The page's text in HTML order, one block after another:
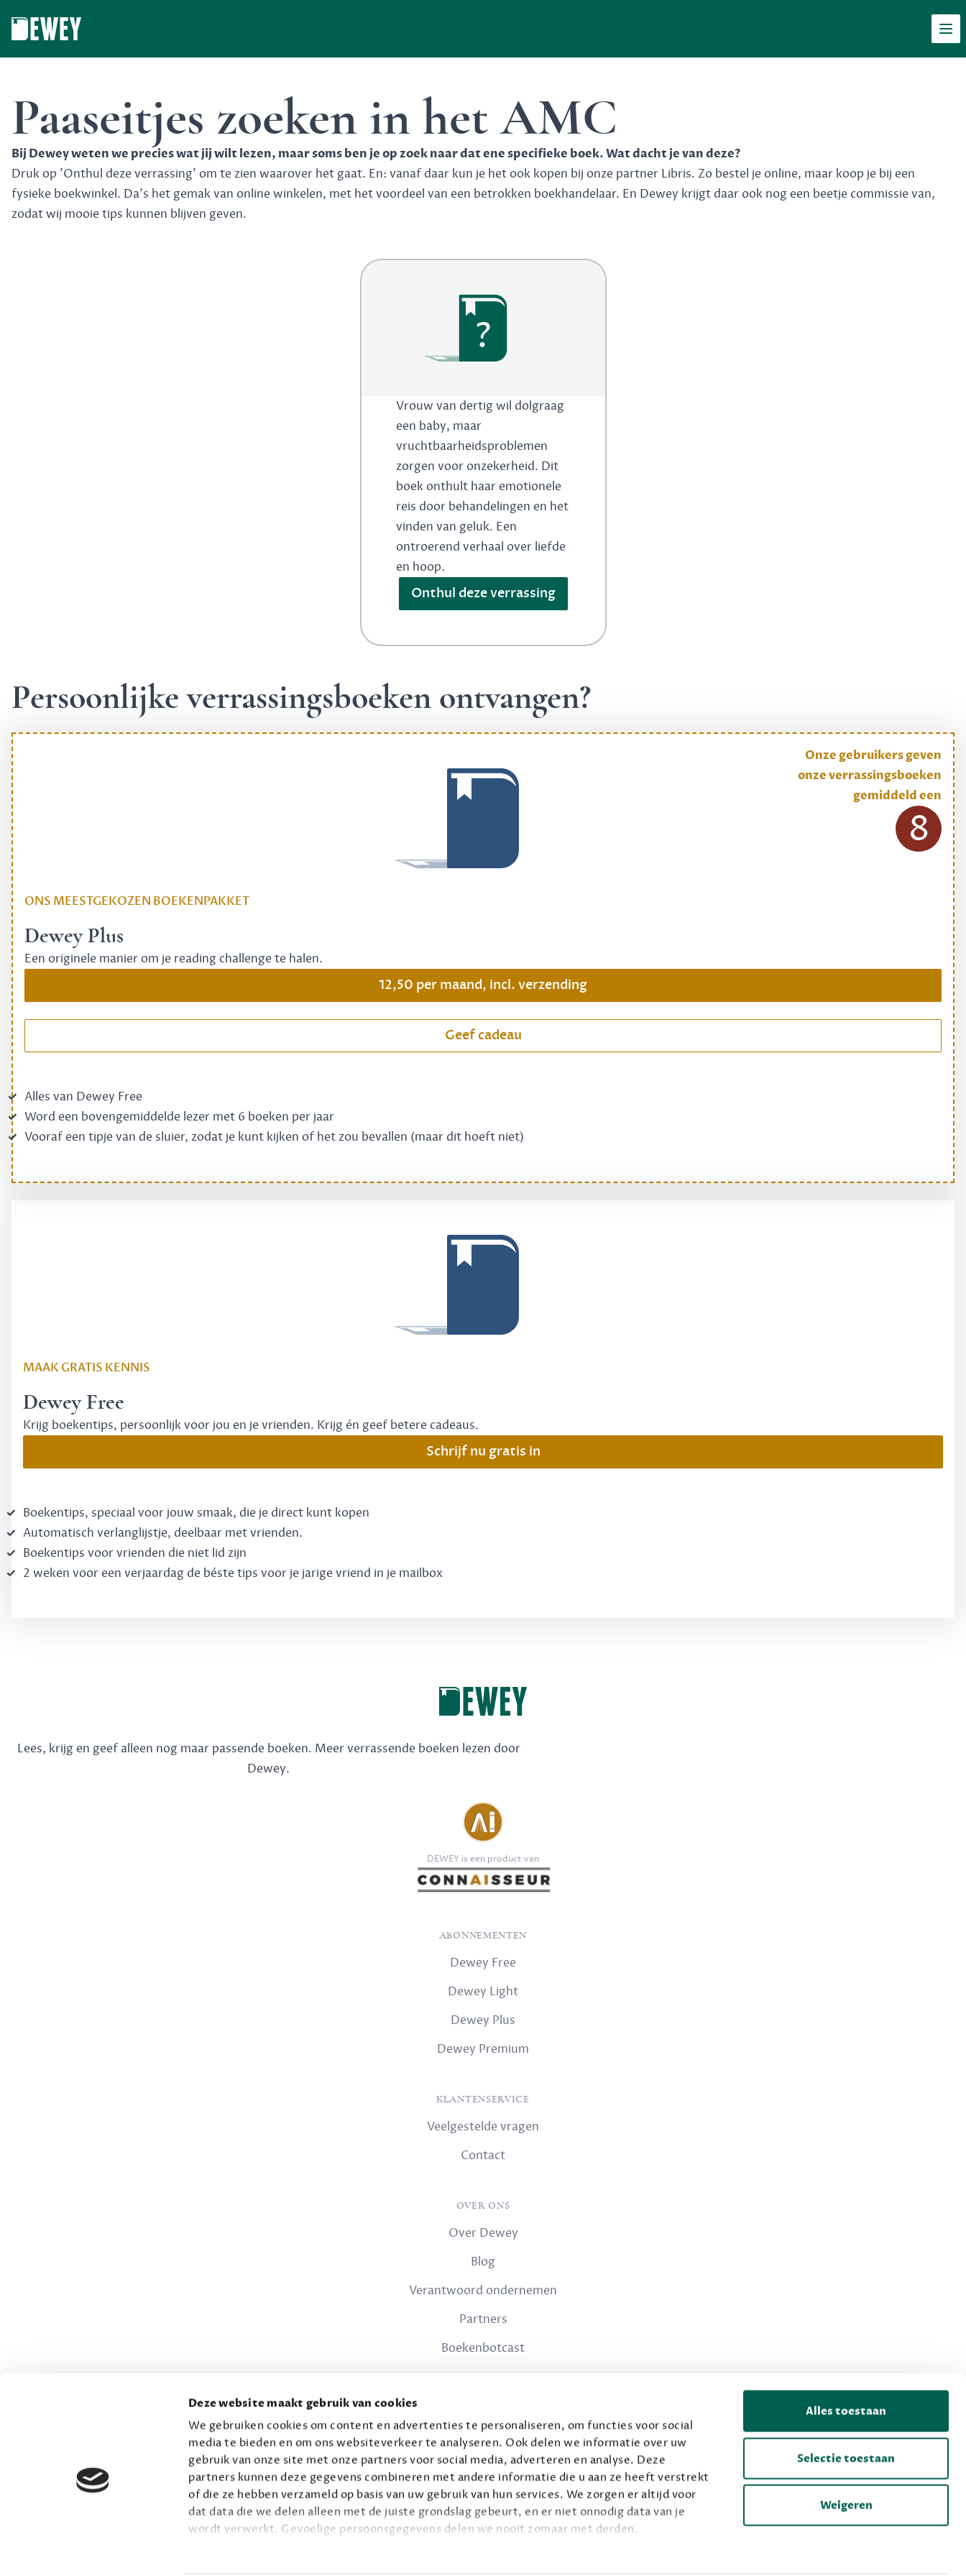
Deze website maakt gebruik van cookies
We gebruiken cookies om content en advertenties te personaliseren, om functies voor social
media te bieden en om ons websiteverkeer te analyseren. Ook delen we informatie over uw
gebruik van onze site met onze partners voor social media, adverteren en analyse. Deze
partners kunnen deze gegevens combineren met andere informatie die u aan ze heeft verstrekt
of die ze hebben verzameld op basis van uw gebruik van hun services. We zorgen er altijd voor
dat data die we delen alleen met de juiste grondslag gebeurt, en er niet onnodig data van je
wordt verwerkt. Gevoelige persoonsgegevens delen we nooit zomaar met derden.
Alles toestaan
Selectie toestaan
Weigeren
Paaseitjes zoeken in het AMC
Bij Dewey weten we precies wat jij wilt lezen, maar soms ben je op zoek naar dat ene specifieke boek. Wat dacht je van deze?
Druk op 'Onthul deze verrassing' om te zien waarover het gaat. En: vanaf daar kun je het ook kopen bij onze partner Libris. Zo bestel je online, maar koop je bij een
fysieke boekwinkel. Da's het gemak van online winkelen, met het voordeel van een betrokken boekhandelaar. En Dewey krijgt daar ook nog een beetje commissie van,
zodat wij mooie tips kunnen blijven geven.
?
Vrouw van dertig wil dolgraag
een baby, maar
vruchtbaarheidsproblemen
zorgen voor onzekerheid. Dit
boek onthult haar emotionele
reis door behandelingen en het
vinden van geluk. Een
ontroerend verhaal over liefde
en hoop.
Onthul deze verrassing
Persoonlijke verrassingsboeken ontvangen?
ONS MEESTGEKOZEN BOEKENPAKKET
Dewey Plus
Een originele manier om je reading challenge te halen.
12,50 per maand, incl. verzending
Geef cadeau
Alles van Dewey Free
Word een bovengemiddelde lezer met 6 boeken per jaar
Vooraf een tipje van de sluier, zodat je kunt kijken of het zou bevallen (maar dit hoeft niet)
Onze gebruikers geven
onze verrassingsboeken
gemiddeld een
8
MAAK GRATIS KENNIS
Dewey Free
Krijg boekentips, persoonlijk voor jou en je vrienden. Krijg én geef betere cadeaus.
Schrijf nu gratis in
Boekentips, speciaal voor jouw smaak, die je direct kunt kopen
Automatisch verlanglijstje, deelbaar met vrienden.
Boekentips voor vrienden die niet lid zijn
2 weken voor een verjaardag de béste tips voor je jarige vriend in je mailbox
Lees, krijg en geef alleen nog maar passende boeken. Meer verrassende boeken lezen door
Dewey.
DEWEY is een product van
ABONNEMENTEN
Dewey Free
Dewey Light
Dewey Plus
Dewey Premium
KLANTENSERVICE
Veelgestelde vragen
Contact
OVER ONS
Over Dewey
Blog
Verantwoord ondernemen
Partners
Boekenbotcast
Privacy
Voorwaarden
© 2026 Connaisseur B.V.